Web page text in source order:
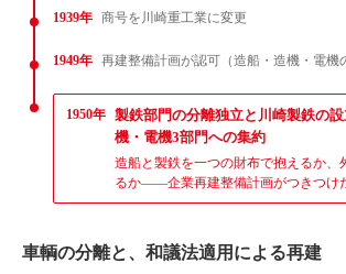
1939年 商号を川崎重工業に変更
1949年 再建整備計画が認可（造船・造機・電機
1950年 製鉄部門の分離独立と川崎製鉄の
機・電機3部門への集約
造船と製鉄を一つの財布で抱えるか、
るか——企業再建整備計画がつきつけ
車輌の分離と、和議法適用による再建